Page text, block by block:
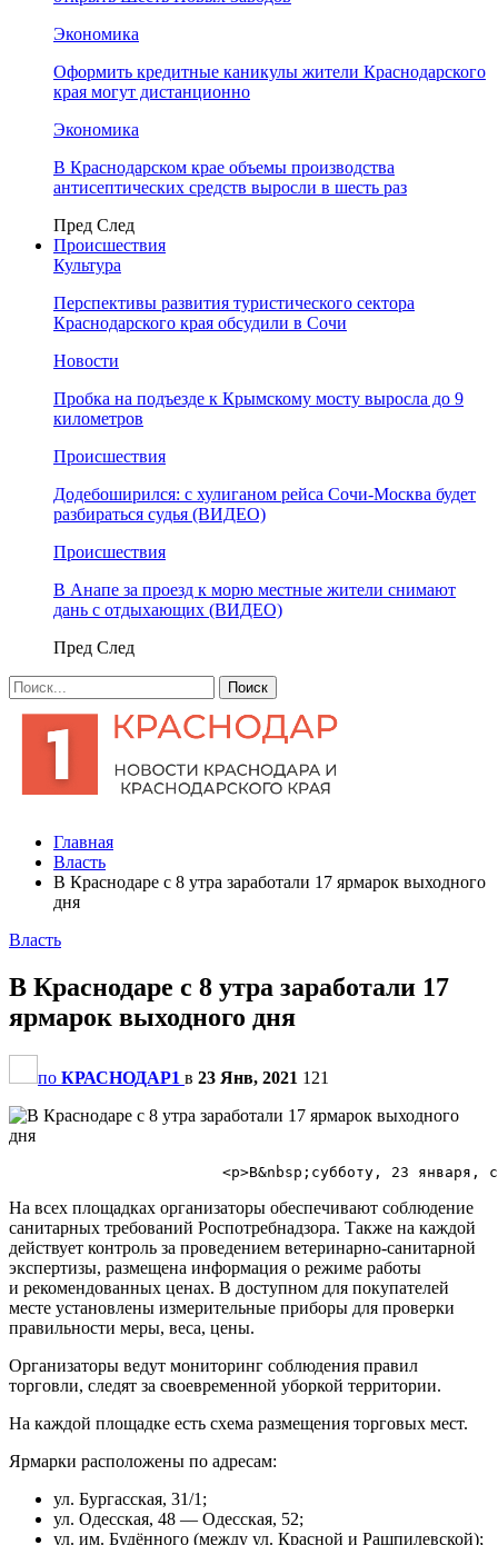
Экономика
Оформить кредитные каникулы жители Краснодарского
края могут дистанционно
Экономика
В Краснодарском крае объемы производства
антисептических средств выросли в шесть раз
Пред След
Происшествия
Культура
Перспективы развития туристического сектора
Краснодарского края обсудили в Сочи
Новости
Пробка на подъезде к Крымскому мосту выросла до 9
километров
Происшествия
Додебоширился: с хулиганом рейса Сочи-Москва будет
разбираться судья (ВИДЕО)
Происшествия
В Анапе за проезд к морю местные жители снимают
дань с отдыхающих (ВИДЕО)
Пред След
Главная
Власть
В Краснодаре с 8 утра заработали 17 ярмарок выходного
дня
Власть
В Краснодаре с 8 утра заработали 17
ярмарок выходного дня
по КРАСНОДАР1 в 23 Янв, 2021 121
На всех площадках организаторы обеспечивают соблюдение
санитарных требований Роспотребнадзора. Также на каждой
действует контроль за проведением ветеринарно-санитарной
экспертизы, размещена информация о режиме работы
и рекомендованных ценах. В доступном для покупателей
месте установлены измерительные приборы для проверки
правильности меры, веса, цены.
Организаторы ведут мониторинг соблюдения правил
торговли, следят за своевременной уборкой территории.
На каждой площадке есть схема размещения торговых мест.
Ярмарки расположены по адресам:
ул. Бургасская, 31/1;
ул. Одесская, 48 — Одесская, 52;
ул. им. Будённого (между ул. Красной и Рашпилевской);